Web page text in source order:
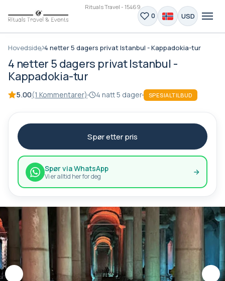
Rituals Travel - 15469
0 USD
Hovedside 4 netter 5 dagers privat Istanbul - Kappadokia-tur
4 netter 5 dagers privat Istanbul -
Kappadokia-tur
5.00(1 Kommentarer) 4 natt 5 dager SPESIALTILBUD
Spør etter pris
Spør via WhatsApp
Vi er alltid her for deg